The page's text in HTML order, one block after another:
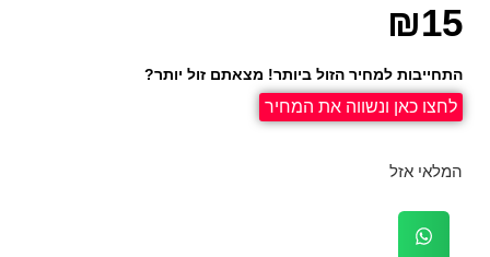
₪15
התחייבות למחיר הזול ביותר! מצאתם זול יותר?
לחצו כאן ונשווה את המחיר
המלאי אזל